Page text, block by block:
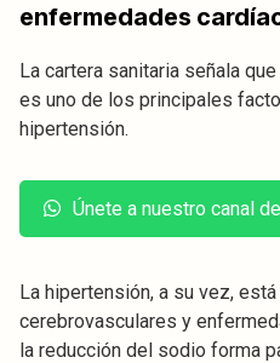
enfermedades
La cartera sanitaria señala
es uno de los principales
hipertensión.
Únete a nuestro canal
La hipertensión, a su vez,
cerebrovasculares y
la reducción del sodio forma